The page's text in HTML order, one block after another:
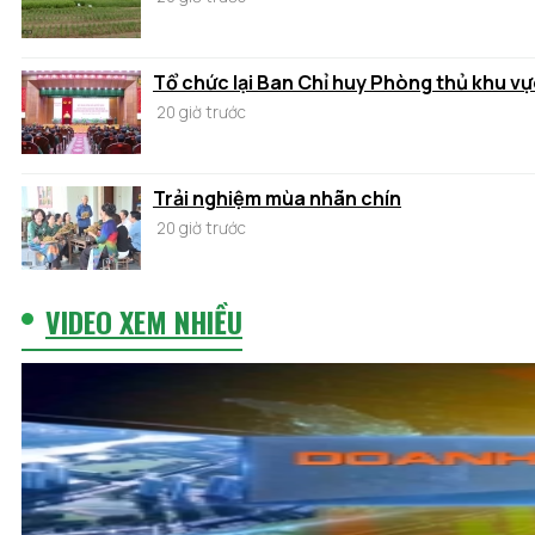
Tổ chức lại Ban Chỉ huy Phòng thủ khu
20 giờ trước
Trải nghiệm mùa nhãn chín
20 giờ trước
VIDEO XEM NHIỀU